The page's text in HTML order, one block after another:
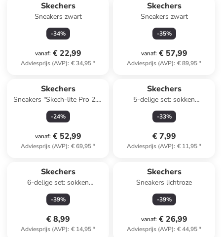
Skechers
Sneakers zwart
-34%
vanaf: € 22,99
Adviesprijs (AVP): € 34,95*
Skechers
Sneakers zwart
-35%
vanaf: € 57,99
Adviesprijs (AVP): € 89,95*
Skechers
Sneakers "Skech-lite Pro 2.0"
blauw
-24%
vanaf: € 52,99
Adviesprijs (AVP): € 69,95*
Skechers
5-delige set: sokken
blauw/grijs/turquoise
-33%
€ 7,99
Adviesprijs (AVP): € 11,95*
Skechers
6-delige set: sokken
meerkleurig
-39%
€ 8,99
Adviesprijs (AVP): € 14,95*
Skechers
Sneakers lichtroze
-39%
vanaf: € 26,99
Adviesprijs (AVP): € 44,95*